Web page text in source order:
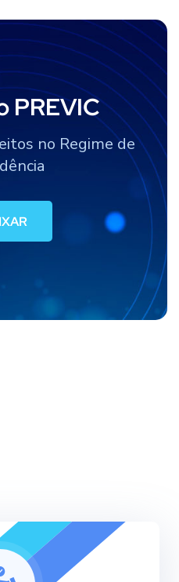
PREVIC
no Regime de